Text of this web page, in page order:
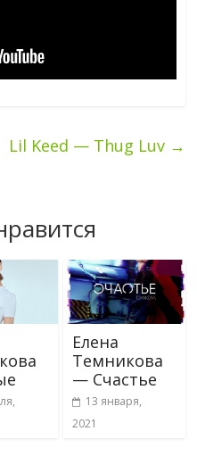
Lil Keed — Thug Luv →
Елена
Темникова
— Счастье
13 января,
2021